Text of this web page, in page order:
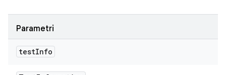
Parametri
testInfo